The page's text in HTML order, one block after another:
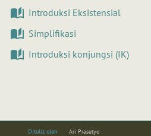
Introduksi Eksistensial
Simplifikasi
Introduksi konjungsi (IK)
Ditulis oleh Ari Prasetyo